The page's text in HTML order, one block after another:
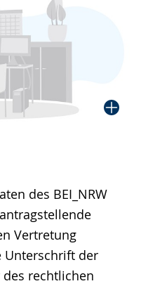
des BEI_NRW
Vertretung
Unterschrift der
rechtlichen